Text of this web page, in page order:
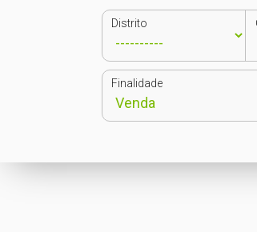
Distrito
Finalidade